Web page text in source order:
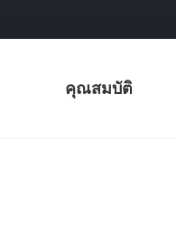
คุณสมบัติ